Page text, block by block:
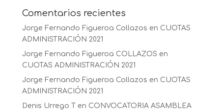
Comentarios recientes
Jorge Fernando Figueroa Collazos en CUOTAS
ADMINISTRACIÓN 2021
Jorge Fernando Figueroa COLLAZOS en
CUOTAS ADMINISTRACIÓN 2021
Jorge Fernando Figueroa Collazos en CUOTAS
ADMINISTRACIÓN 2021
Denis Urrego T
en CONVOCATORIA ASAMBLEA